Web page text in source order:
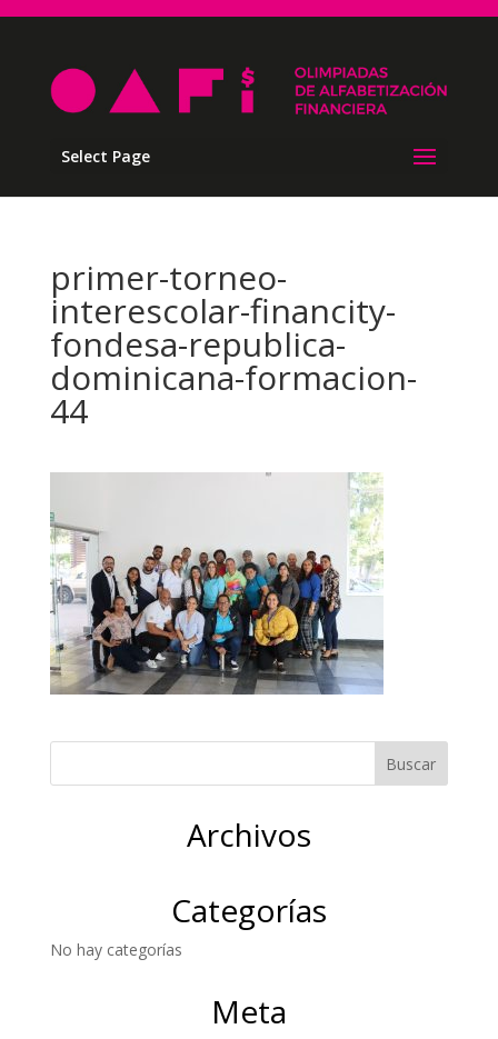
Select Page
primer-torneo-
interescolar-financity-
fondesa-republica-
dominicana-formacion-
44
Archivos
Categorías
No hay categorías
Meta